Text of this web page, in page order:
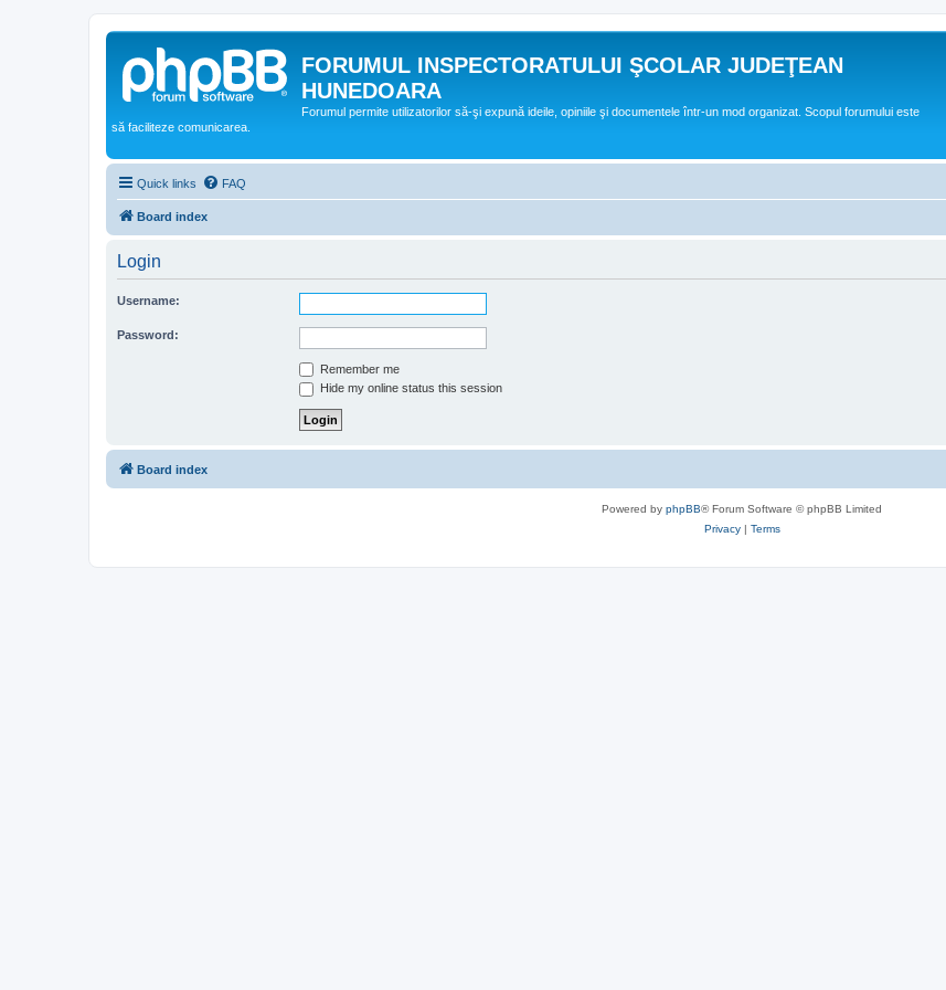
FORUMUL INSPECTORATULUI ŞCOLAR JUDEŢEAN
HUNEDOARA
Forumul permite utilizatorilor să-şi expună ideile, opiniile şi documentele într-un mod organizat. Scopul forumului este
să faciliteze comunicarea.
Quick links FAQ
Board index
Login
Username:
Password:
Remember me
Hide my online status this session
Board index
Powered by phpBB® Forum Software © phpBB Limited
Privacy| Terms